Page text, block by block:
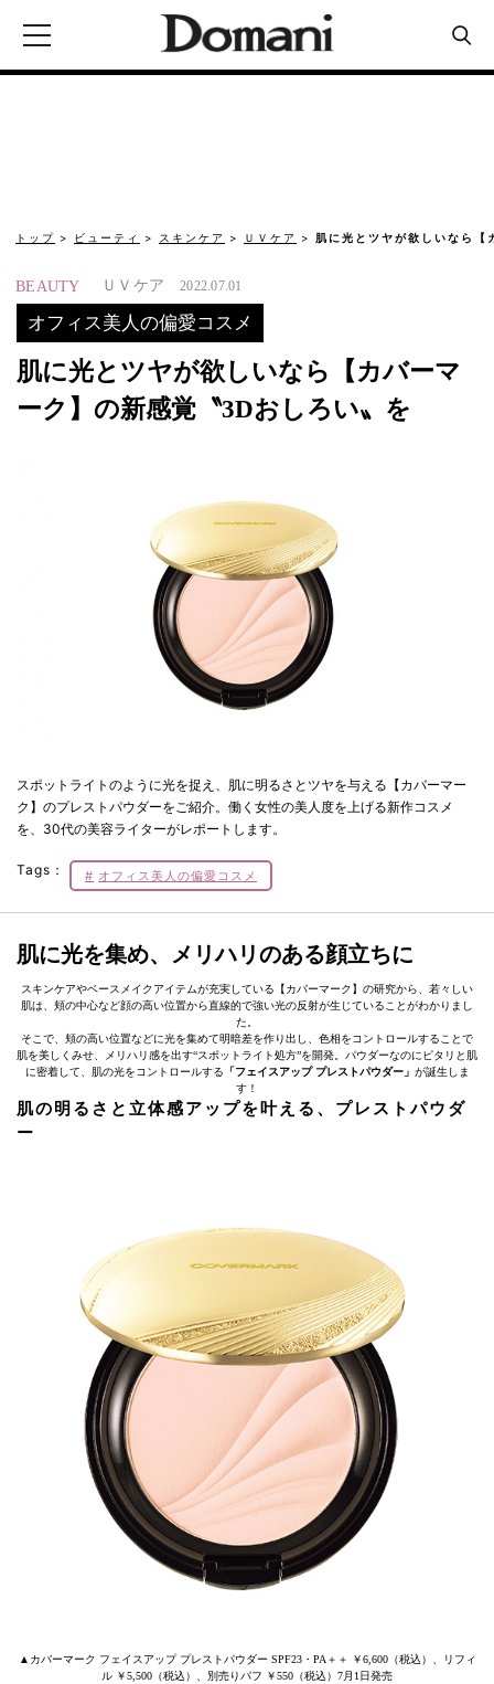
トップ ビューティ スキンケア ＵＶケア 肌に光とツヤが欲しいなら
BEAUTY ＵＶケア 2022.07.01
オフィス美人の偏愛コスメ
肌に光とツヤが欲しいなら【カバーマ
ーク】の新感覚〝3Dおしろい〟を
スポットライトのように光を捉え、肌に明るさとツヤを与える【カバーマー
ク】のプレストパウダーをご紹介。働く女性の美人度を上げる新作コスメ
を、30代の美容ライターがレポートします。
Tags： オフィス美人の偏愛コスメ
肌に光を集め、メリハリのある顔立ちに
スキンケアやベースメイクアイテムが充実している【カバーマーク】の研究から、若々しい
肌は、頬の中心など顔の高い位置から直線的で強い光の反射が生じていることがわかりまし
た。
そこで、頬の高い位置などに光を集めて明暗差を作り出し、色相をコントロールすることで
肌を美しくみせ、メリハリ感を出す“スポットライト処方”を開発。パウダーなのにピタリと肌
に密着して、肌の光をコントロールする 「フェイスアップ プレストパウダー」 が誕生しま
す！
肌の明るさと立体感アップを叶える、プレストパウダ
ー
▲カバーマーク フェイスアップ プレストパウダー SPF23・PA＋＋ ￥6,600（税込）、リフィ
ル ￥5,500（税込）、別売りパフ ￥550（税込）7月1日発売